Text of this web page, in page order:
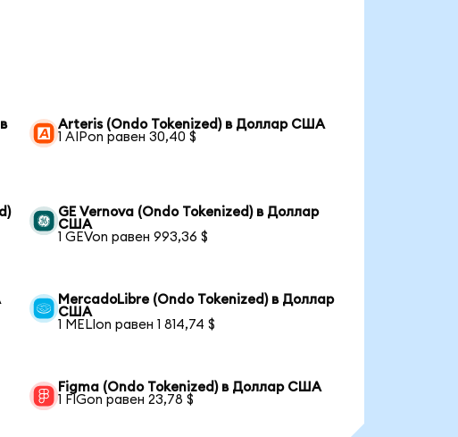
Arteris (Ondo Tokenized) в Доллар США
1 AIPon равен 30,40 $
GE Vernova (Ondo Tokenized) в Доллар
США
1 GEVon равен 993,36 $
MercadoLibre (Ondo Tokenized) в Доллар
США
1 MELIon равен 1 814,74 $
Figma (Ondo Tokenized) в Доллар США
1 FIGon равен 23,78 $